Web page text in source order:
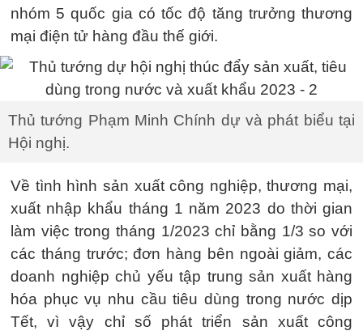
nhóm 5 quốc gia có tốc độ tăng trưởng thương
mại điện tử hàng đầu thế giới.
Thủ tướng Phạm Minh Chính dự và phát biểu tại
Hội nghị.
Về tình hình sản xuất công nghiệp, thương mại,
xuất nhập khẩu tháng 1 năm 2023 do thời gian
làm việc trong tháng 1/2023 chỉ bằng 1/3 so với
các tháng trước; đơn hàng bên ngoài giảm, các
doanh nghiệp chủ yếu tập trung sản xuất hàng
hóa phục vụ nhu cầu tiêu dùng trong nước dịp
Tết, vì vậy chỉ số phát triển sản xuất công